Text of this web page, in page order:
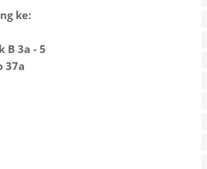
ke:
B 3a - 5
37a